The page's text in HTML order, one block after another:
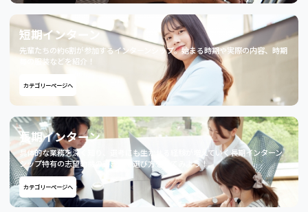
短期インターン
先輩たちの約6割が参加するインターンシップ。始まる時期や実際の内容、時期
毎の服装などを紹介！
カテゴリーページへ
長期インターン
具体的な業務を深く知り、選考にも生かせる経験が増えていく長期インターン
シップ特有の志望動機の書き方や選び方を見てみよう！
カテゴリーページへ